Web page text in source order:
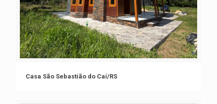
Casa São Sebastião do Caí/RS
Casa São Sebastião do Caí/RS